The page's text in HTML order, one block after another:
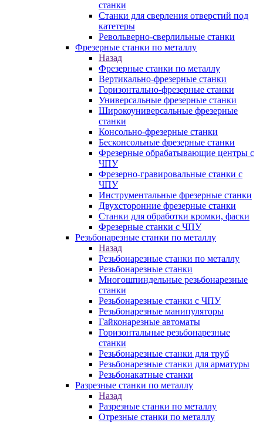
станки
Станки для сверления отверстий под
катетеры
Револьверно-сверлильные станки
Фрезерные станки по металлу
Назад
Фрезерные станки по металлу
Вертикально-фрезерные станки
Горизонтально-фрезерные станки
Универсальные фрезерные станки
Широкоуниверсальные фрезерные
станки
Консольно-фрезерные станки
Бесконсольные фрезерные станки
Фрезерные обрабатывающие центры с
ЧПУ
Фрезерно-гравировальные станки с
ЧПУ
Инструментальные фрезерные станки
Двухсторонние фрезерные станки
Станки для обработки кромки, фаски
Фрезерные станки с ЧПУ
Резьбонарезные станки по металлу
Назад
Резьбонарезные станки по металлу
Резьбонарезные станки
Многошпиндельные резьбонарезные
станки
Резьбонарезные станки с ЧПУ
Резьбонарезные манипуляторы
Гайконарезные автоматы
Горизонтальные резьбонарезные
станки
Резьбонарезные станки для труб
Резьбонарезные станки для арматуры
Резьбонакатные станки
Разрезные станки по металлу
Назад
Разрезные станки по металлу
Отрезные станки по металлу